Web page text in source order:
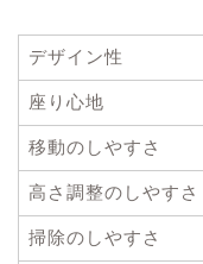
デザイン性
座り心地
移動のしやすさ
高さ調整のしやすさ
掃除のしやすさ